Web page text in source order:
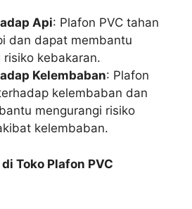
Api: Plafon PVC tahan
dan dapat membantu
risiko kebakaran.
Kelembaban: Plafon
kelembaban dan
mengurangi risiko
kelembaban.
Toko Plafon PVC